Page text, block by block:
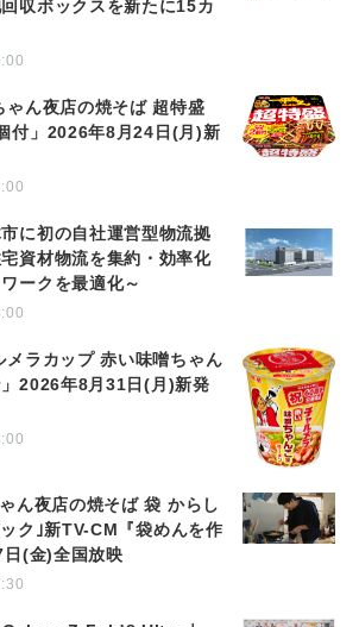
収ボックスを新たに15カ
ゃん夜店の焼そば 超特盛
付」2026年8月24日(月)新
に初の自社運営型物流拠
資材物流を集約・効率化
ークを最適化～
メラカップ 赤い味噌ちゃん
2026年8月31日(月)新発
ゃん夜店の焼そば 袋 からし
ク｣新TV-CM『袋めんを作
(金)全国放映